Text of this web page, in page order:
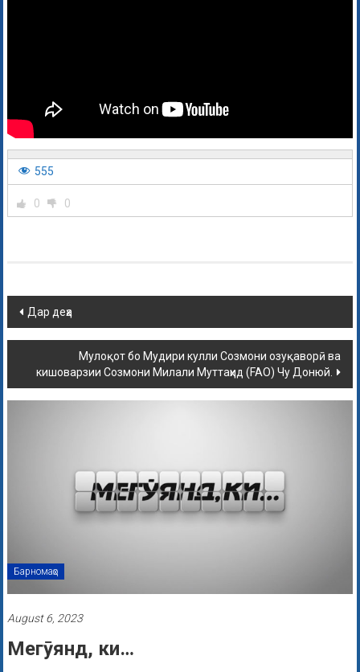
555
0 0
Дар деҳа
Мулоқот бо Мудири кулли Созмони озуқаворӣ ва
кишоварзии Созмони Милали Муттаҳид (FAO) Чу Донюй.
Барномаҳо
August 6, 2023
Мегӯянд, ки…